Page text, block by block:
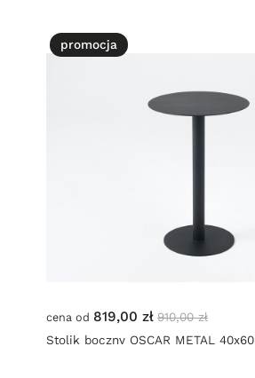
cena od 819,00 zł 910,00 zł
Stolik boczny OSCAR METAL 40x60
promocja